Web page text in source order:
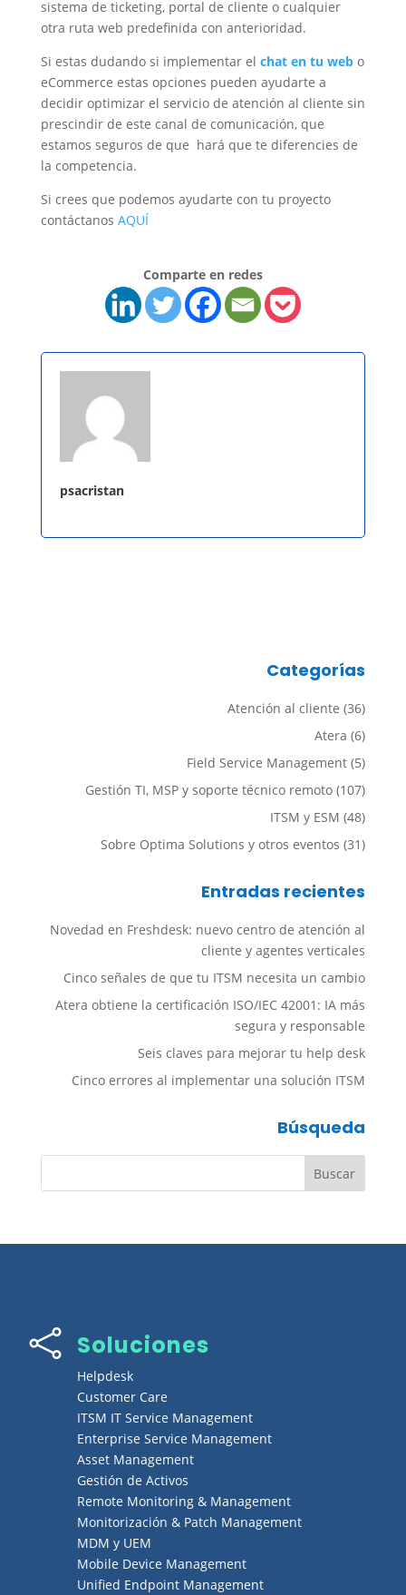
sistema de ticketing, portal de cliente o cualquier
otra ruta web predefinida con anterioridad.
Si estas dudando si implementar el chat en tu webo
eCommerce estas opciones pueden ayudarte a
decidir optimizar el servicio de atención al cliente sin
prescindir de este canal de comunicación, que
estamos seguros de que hará que te diferencies de
la competencia.
Si crees que podemos ayudarte con tu proyecto
contáctanos AQUÍ
Comparte en redes
psacristan
Categorías
Atención al cliente (36)
Atera (6)
Field Service Management (5)
Gestión TI, MSP y soporte técnico remoto (107)
ITSM y ESM (48)
Sobre Optima Solutions y otros eventos (31)
Entradas recientes
Novedad en Freshdesk: nuevo centro de atención al
cliente y agentes verticales
Cinco señales de que tu ITSM necesita un cambio
Atera obtiene la certificación ISO/IEC 42001: IA más
segura y responsable
Seis claves para mejorar tu help desk
Cinco errores al implementar una solución ITSM
Búsqueda
 Soluciones
Helpdesk
Customer Care
ITSM IT Service Management
Enterprise Service Management
Asset Management
Gestión de Activos
Remote Monitoring & Management
Monitorización & Patch Management
MDM y UEM
Mobile Device Management
Unified Endpoint Management